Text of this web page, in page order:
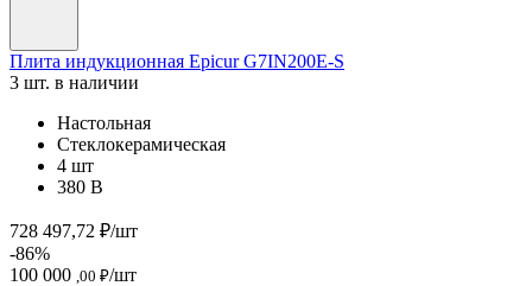
Плита индукционная Epicur G7IN200E-S
3 шт. в наличии
Настольная
Стеклокерамическая
4 шт
380 В
728 497,72 ₽/шт
-86%
100 000 ,00 ₽/шт